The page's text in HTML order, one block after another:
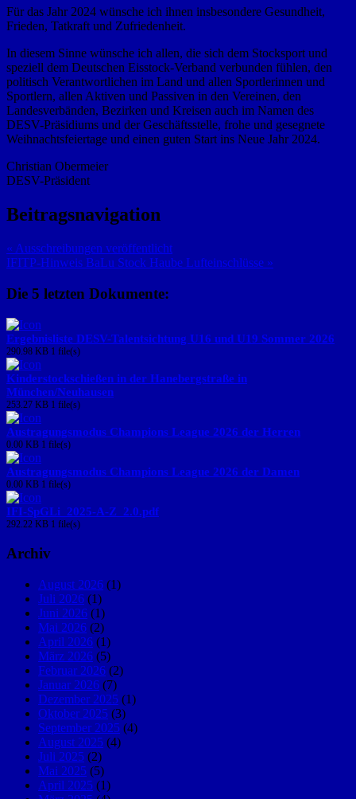
Für das Jahr 2024 wünsche ich ihnen insbesondere Gesundheit,
Frieden, Tatkraft und Zufriedenheit.
In diesem Sinne wünsche ich allen, die sich dem Stocksport und
speziell dem Deutschen Eisstock-Verband verbunden fühlen, den
politisch Verantwortlichen im Land und allen Sportlerinnen und
Sportlern, allen Aktiven und Passiven in den Vereinen, den
Landesverbänden, Bezirken und Kreisen auch im Namen des
DESV-Präsidiums und der Geschäftsstelle, frohe und gesegnete
Weihnachtsfeiertage und einen guten Start ins Neue Jahr 2024.
Christian Obermeier
DESV-Präsident
Beitragsnavigation
« Ausschreibungen veröffentlicht
IFITP-Hinweis BaLu Stock Haube Lufteinschlüsse »
Die 5 letzten Dokumente:
Ergebnisliste DESV-Talentsichtung U16 und U19 Sommer 2026
290.98 KB 1 file(s)
Kinderstockschießen in der Hanebergstraße in
München/Neuhausen
253.27 KB 1 file(s)
Austragungsmodus Champions League 2026 der Herren
0.00 KB 1 file(s)
Austragungsmodus Champions League 2026 der Damen
0.00 KB 1 file(s)
IFI-SpGLi_2025-A-Z_2.0.pdf
292.22 KB 1 file(s)
Archiv
August 2026 (1)
Juli 2026 (1)
Juni 2026 (1)
Mai 2026 (2)
April 2026 (1)
März 2026 (5)
Februar 2026 (2)
Januar 2026 (7)
Dezember 2025 (1)
Oktober 2025 (3)
September 2025 (4)
August 2025 (4)
Juli 2025 (2)
Mai 2025 (5)
April 2025 (1)